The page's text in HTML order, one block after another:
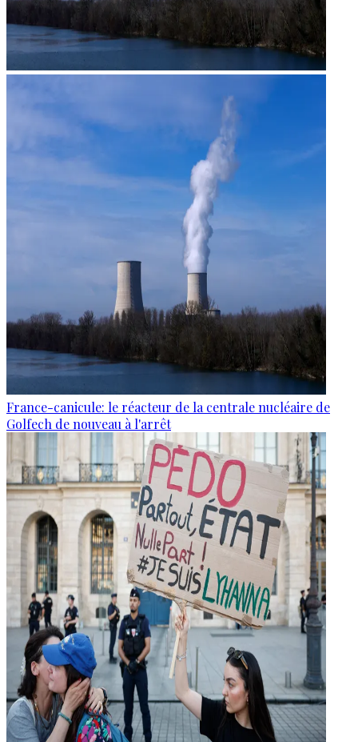
France-canicule: le réacteur de la centrale nucléaire de
Golfech de nouveau à l'arrêt